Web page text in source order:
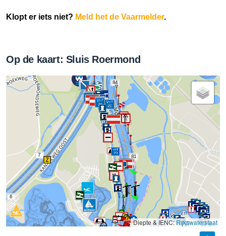
Klopt er iets niet? Meld het de Vaarmelder.
Op de kaart: Sluis Roermond
2
6
7
2
84
81
Diepte & IENC:Rijkswaterstaat